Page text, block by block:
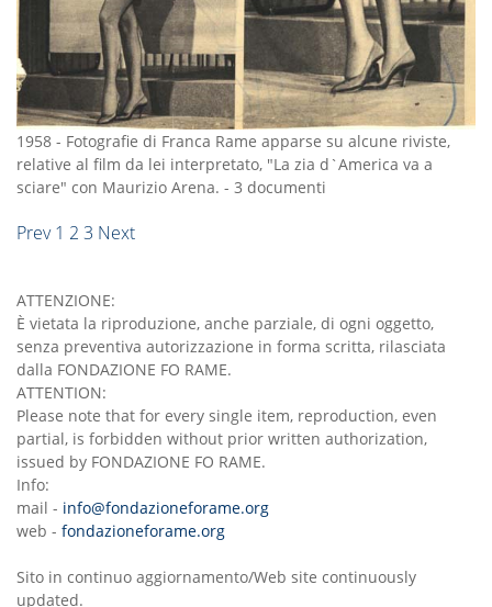
1958 - Fotografie di Franca Rame apparse su alcune riviste,
relative al film da lei interpretato, "La zia d`America va a
sciare" con Maurizio Arena. - 3 documenti
Prev 1 2 3 Next
ATTENZIONE:
È vietata la riproduzione, anche parziale, di ogni oggetto,
senza preventiva autorizzazione in forma scritta, rilasciata
dalla FONDAZIONE FO RAME.
ATTENTION:
Please note that for every single item, reproduction, even
partial, is forbidden without prior written authorization,
issued by FONDAZIONE FO RAME.
Info:
mail - info@fondazioneforame.org
web - fondazioneforame.org
Sito in continuo aggiornamento/Web site continuously
updated.